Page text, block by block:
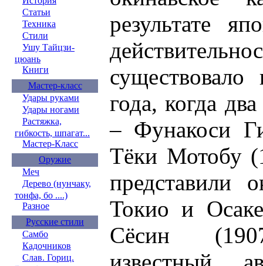
Статьи
Техника
Стили
Ушу Тайцзи-
цюань
Книги
Мастер-класс
Удары руками
Удары ногами
Растяжка,
гибкость, шпагат...
Мастер-Класс
Оружие
Меч
Дерево (нунчаку,
тонфа, бо ....)
Разное
Русские стили
Самбо
Кадочников
Слав. Гориц.
результате
года, когда
– Фунакоси
Тёки Мотобу
представили
Токио и
Сёсин